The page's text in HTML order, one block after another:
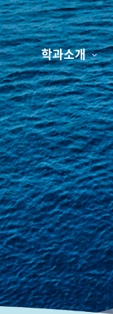
학과소개